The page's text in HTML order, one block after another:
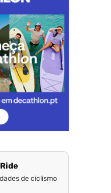
de ciclismo